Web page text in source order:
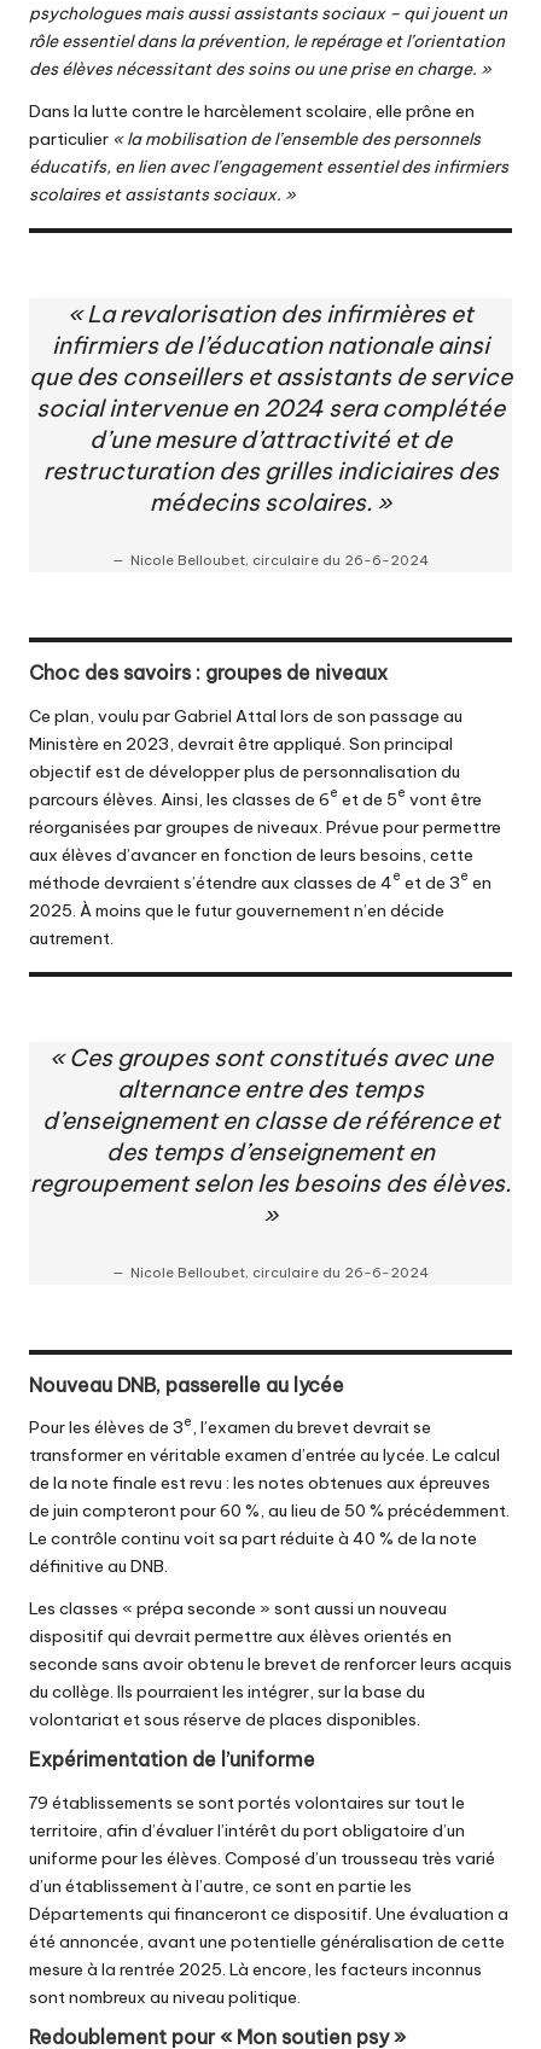
psychologues mais aussi assistants sociaux – qui jouent un
rôle essentiel dans la prévention, le repérage et l’orientation
des élèves nécessitant des soins ou une prise en charge. »
Dans la lutte contre le harcèlement scolaire, elle prône en
particulier « la mobilisation de l’ensemble des personnels
éducatifs, en lien avec l’engagement essentiel des infirmiers
scolaires et assistants sociaux. »
« Larevalorisation des infirmières et
infirmiersde l’éducation nationale ainsi
que des conseillers et assistants de service
social intervenue en 2024 sera complétée
d’une mesure d’attractivité et de
restructuration des grilles indiciaires des
médecins scolaires. »
Nicole Belloubet, circulaire du 26-6-2024
Choc des savoirs : groupes de niveaux
Ce plan, voulu par Gabriel Attal lors de son passage au
Ministère en 2023, devrait être appliqué. Son principal
objectif est de développer plus de personnalisation du
parcours élèves. Ainsi, les classes de 6e et de 5e vont être
réorganisées par groupes de niveaux. Prévue pour permettre
aux élèves d’avancer en fonction de leurs besoins, cette
méthode devraient s’étendre aux classes de 4e et de 3e en
2025. À moins que le futur gouvernement n’en décide
autrement.
« Ces groupes sont constitués avec une
alternance entre des temps
d’enseignement en classe de référence et
des temps d’enseignement en
regroupement selon les besoins des élèves.
»
Nicole Belloubet, circulaire du 26-6-2024
Nouveau DNB, passerelle au lycée
Pour les élèves de 3e, l’examen du brevet devrait se
transformer en véritable examen d’entrée au lycée. Le calcul
de la note finale est revu : les notes obtenues aux épreuves
de juin compteront pour 60 %, au lieu de 50 % précédemment.
Le contrôle continu voit sa part réduite à 40 % de la note
définitive au DNB.
Les classes « prépa seconde » sont aussi un nouveau
dispositif qui devrait permettre aux élèves orientés en
seconde sans avoir obtenu le brevet de renforcer leurs acquis
du collège. Ils pourraient les intégrer, sur la base du
volontariat et sous réserve de places disponibles.
Expérimentation de l’uniforme
79 établissements se sont portés volontaires sur tout le
territoire, afin d’évaluer l’intérêt du port obligatoire d’un
uniforme pour les élèves. Composé d’un trousseau très varié
d’un établissement à l’autre, ce sont en partie les
Départements qui financeront ce dispositif. Une évaluation a
été annoncée, avant une potentielle généralisation de cette
mesure à la rentrée 2025. Là encore, les facteurs inconnus
sont nombreux au niveau politique.
Redoublement pour « Mon soutien psy »